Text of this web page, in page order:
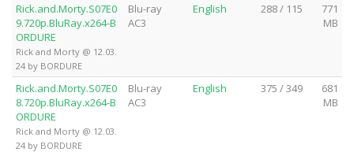
Rick.and.Morty.S07E0
9.720p.BluRay.x264-B
ORDURE
Rick and Morty @ 12.03.
24 by BORDURE
Blu-ray
AC3
English 288 / 115
771
MB
Rick.and.Morty.S07E0
8.720p.BluRay.x264-B
ORDURE
Rick and Morty @ 12.03.
24 by BORDURE
Blu-ray
AC3
English 375 / 349
681
MB